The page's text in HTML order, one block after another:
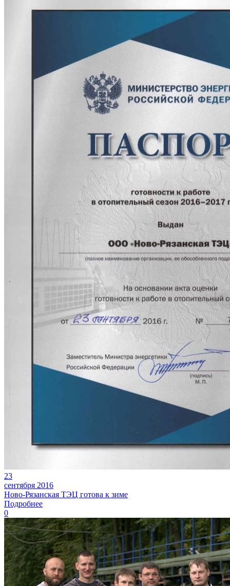
23
сентября 2016
Ново-Рязанская ТЭЦ готова к зиме
Подробнее
0